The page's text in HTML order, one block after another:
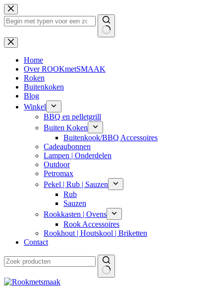
Ga
naar
de
Geen
resultaten
Home
Over ROOKmetSMAAK
Roken
Buitenkoken
Blog
Winkel
BBQ en pelletgrill
Buiten Koken
Buitenkook/BBQ Accessoires
Cadeaubonnen
Lampen | Onderdelen
Outdoor
Petromax
Pekel | Rub | Sauzen
Rub
Sauzen
Rookkasten | Ovens
Rook Accessoires
Rookhout | Houtskool | Briketten
Contact